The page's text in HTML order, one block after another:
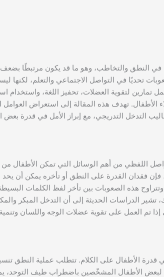
النطق والتخاطب، وهو ما قد يكون مرتبطًا
تحديًا في التواصل الاجتماعي والتعلم، لكنها
لتقوية العضلات، تحفيز اللغة، واستخدام
تهدف هذه المقالة إلى استعراض
التدخل التدريجي، مع إبراز الأمل في قدرة بعض
اللفظي من أهم الوسائل التي تمكن الأطفال من
فقدان القدرة على النطق أو تأخره يمكن أن
وتتراوح هذه الصعوبات بين تأخر لفظ الكلمات
تشير الدراسات الحديثة إلى أن التدخل المبكر
تم العمل على تقوية عضلات الوجه واللسان
الأطفال على الكلام. تتطلب عملية النطق
لبعض الأطفال المشخّصين باضطراب طيف